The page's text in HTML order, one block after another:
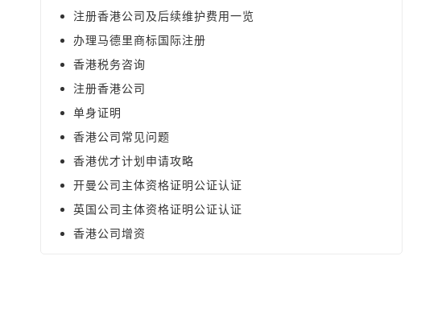
注册香港公司及后续维护费用一览
办理马德里商标国际注册
香港税务咨询
注册香港公司
单身证明
香港公司常见问题
香港优才计划申请攻略
开曼公司主体资格证明公证认证
英国公司主体资格证明公证认证
香港公司增资